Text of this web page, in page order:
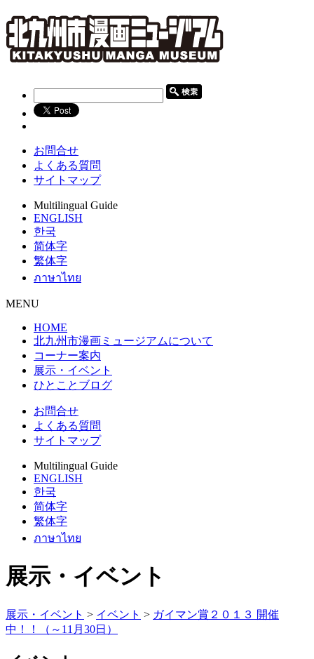
お問合せ
よくある質問
サイトマップ
Multilingual Guide
ENGLISH
한국
简体字
繁体字
ภาษาไทย
MENU
HOME
北九州市漫画ミュージアムについて
コーナー案内
展示・イベント
ひとことブログ
お問合せ
よくある質問
サイトマップ
Multilingual Guide
ENGLISH
한국
简体字
繁体字
ภาษาไทย
展示・イベント
展示・イベント > イベント > ガイマン賞２０１３ 開催
中！！（～11月30日）